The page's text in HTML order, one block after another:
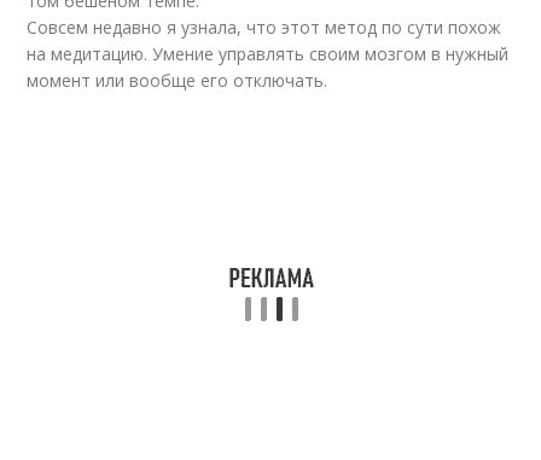
Совсем недавно я узнала, что этот метод по сути похож
на медитацию. Умение управлять своим мозгом в нужный
момент или вообще его отключать.